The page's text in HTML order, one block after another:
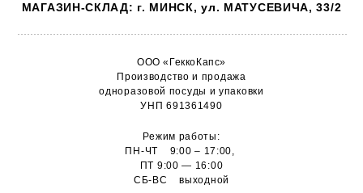
МАГАЗИН-СКЛАД: г. МИНСК, ул. МАТУСЕВИЧА, 33/2
ООО «ГеккоКапс»
Производство и продажа
одноразовой посуды и упаковки
УНП 691361490
Режим работы:
ПН-ЧТ 9:00 – 17:00,
ПТ 9:00 — 16:00
СБ-ВС выходной